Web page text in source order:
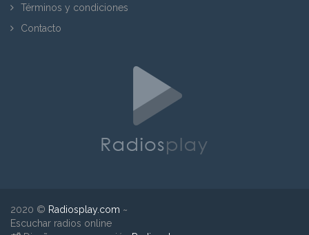
Términos y condiciones
Contacto
2020 © Radiosplay.com ~
Escuchar radios online